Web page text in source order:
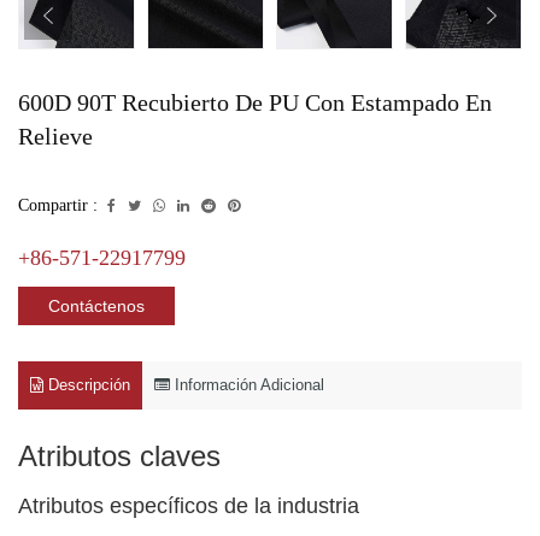
600D 90T Recubierto De PU Con Estampado En
Relieve
Compartir :
+86-571-22917799
Contáctenos
Descripción Información Adicional
Atributos claves
Atributos específicos de la industria